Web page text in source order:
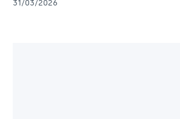
31/03/2026